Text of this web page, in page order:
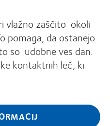
vlažno zaščito okoli
pomaga, da ostanejo
so udobne ves dan.
kontaktnih leč, ki